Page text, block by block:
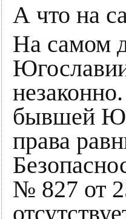
А что на
На самом
бывшей
права
№ 827 от